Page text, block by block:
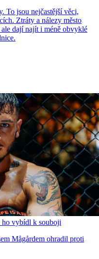
To jsou nejčastější věci,
Ztráty a nálezy město
dají najít i méně obvyklé
ho vybídl k souboji
Mågårdem ohradil proti